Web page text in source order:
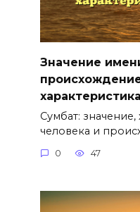
Значение
Сумбат: значение,
человека и
0 47